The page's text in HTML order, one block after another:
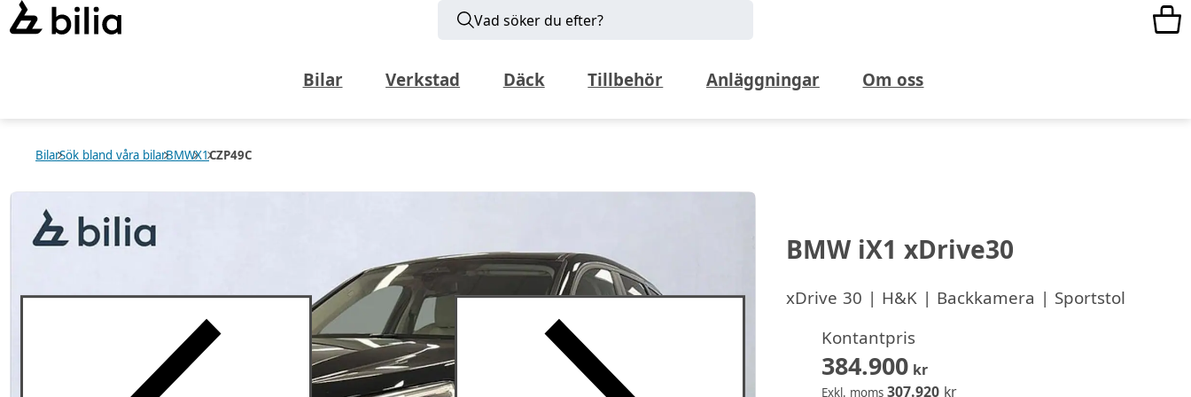
Vad söker du efter?
Bilar Verkstad Däck Tillbehör Anläggningar Om oss
BilarSök bland våra bilarBMWX1CZP49C
BMW iX1 xDrive30
xDrive 30 | H&K | Backkamera | Sportstol
Kontantpris
384.900kr
Exkl. moms 307.920kr